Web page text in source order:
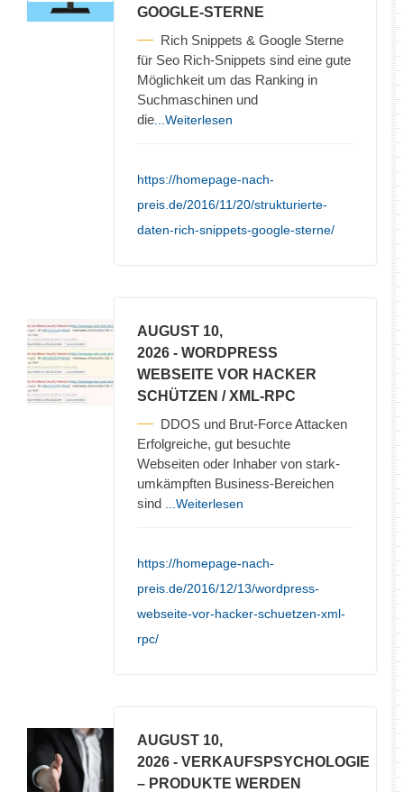
GOOGLE-STERNE
Rich Snippets & Google Sterne
für Seo Rich-Snippets sind eine gute
Möglichkeit um das Ranking in
Suchmaschinen und
die ...Weiterlesen
https://homepage-nach-
preis.de/2016/11/20/strukturierte-
daten-rich-snippets-google-sterne/
AUGUST 10,
2026 - WORDPRESS
WEBSEITE VOR HACKER
SCHÜTZEN / XML-RPC
DDOS und Brut-Force Attacken
Erfolgreiche, gut besuchte
Webseiten oder Inhaber von stark-
umkämpften Business-Bereichen
sind
...Weiterlesen
https://homepage-nach-
preis.de/2016/12/13/wordpress-
webseite-vor-hacker-schuetzen-xml-
rpc/
AUGUST 10,
2026 - VERKAUFSPSYCHOLOGIE
– PRODUKTE WERDEN